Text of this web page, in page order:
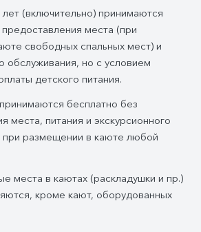
200 мл). На выбор: вино красное /
(1 бокал, 125 мл) / водка (1
в каюте:
«Люкс» и «Полулюкс»:
— 1 бутылка (0,5 л.) в день;
дней включительно: 1 бутылка (0,5
размещении, 1 бутылка (1,5 л.)
размещении;
дней до 10 дней включительно: 1
(включительно) принимаются
места (при
свободных спальных мест) и
обслуживания, но с условием
детского питания.
бесплатно без
места, питания и экскурсионного
при размещении в каюте любой
места в каютах (раскладушки и пр.)
кроме кают, оборудованных